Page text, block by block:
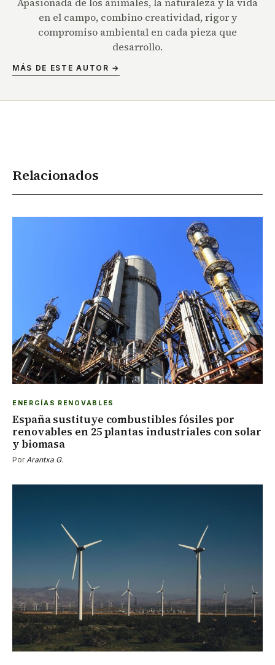
en el campo, combino creatividad, rigor y
compromiso ambiental en cada pieza que
desarrollo.
MÁS DE ESTE AUTOR →
Relacionados
ENERGÍAS RENOVABLES
España sustituye combustibles fósiles por
renovables en 25 plantas industriales con solar
y biomasa
PorArantxa G.